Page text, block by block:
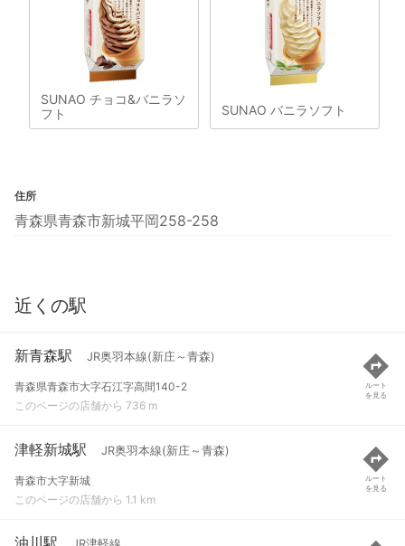
SUNAO チョコ&バニラソ
フト
SUNAO バニラソフト
住所
青森県青森市新城平岡258-258
近くの駅
新青森駅 JR奥羽本線(新庄～青森)
青森県青森市大字石江字高間140-2
このページの店舗から 736 m
ルート
を見る
津軽新城駅 JR奥羽本線(新庄～青森)
青森市大字新城
このページの店舗から 1.1 km
ルート
を見る
油川駅